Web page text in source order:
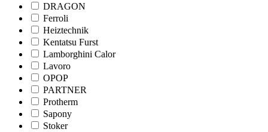
DRAGON
Ferroli
Heiztechnik
Kentatsu Furst
Lamborghini Calor
Lavoro
OPOP
PARTNER
Protherm
Sapony
Stoker